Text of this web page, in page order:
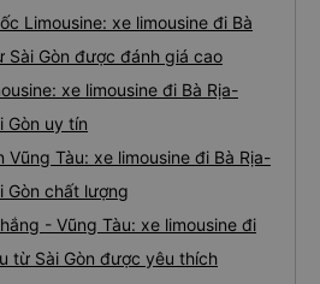
Limousine: xe limousine đi Bà
Sài Gòn được đánh giá cao
xe limousine đi Bà Rịa-
Gòn uy tín
Vũng Tàu: xe limousine đi Bà Rịa-
Gòn chất lượng
- Vũng Tàu: xe limousine đi
từ Sài Gòn được yêu thích